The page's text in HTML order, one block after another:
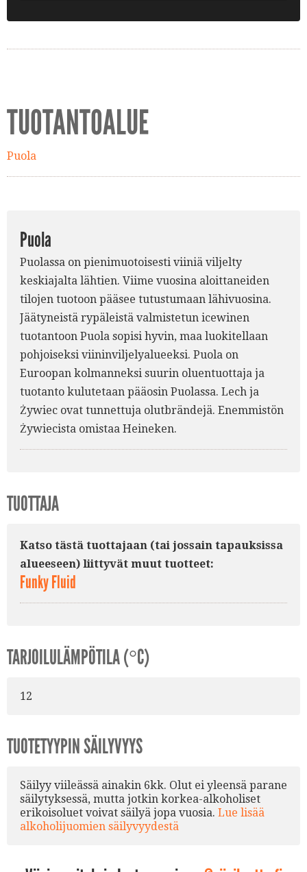
TUOTANTOALUE
Puola
Puola
Puolassa on pienimuotoisesti viiniä viljelty
keskiajalta lähtien. Viime vuosina aloittaneiden
tilojen tuotoon pääsee tutustumaan lähivuosina.
Jäätyneistä rypäleistä valmistetun icewinen
tuotantoon Puola sopisi hyvin, maa luokitellaan
pohjoiseksi viininviljelyalueeksi. Puola on
Euroopan kolmanneksi suurin oluentuottaja ja
tuotanto kulutetaan pääosin Puolassa. Lech ja
Żywiec ovat tunnettuja olutbrändejä. Enemmistön
Żywiecista omistaa Heineken.
TUOTTAJA
Katso tästä tuottajaan (tai jossain tapauksissa
alueeseen) liittyvät muut tuotteet:
Funky Fluid
TARJOILULÄMPÖTILA (°C)
12
TUOTETYYPIN SÄILYVYYS
Säilyy viileässä ainakin 6kk. Olut ei yleensä parane
säilytyksessä, mutta jotkin korkea-alkoholiset
erikoisoluet voivat säilyä jopa vuosia. Lue lisää
alkoholijuomien säilyvyydestä